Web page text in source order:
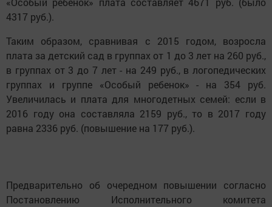
4317 руб.).
Таким образом, сравнивая с 2015 годом, возросла
плата за детский сад в группах от 1 до 3 лет на 260 руб.,
в группах от 3 до 7 лет - на 249 руб., в логопедических
группах и группе «Особый ребенок» - на 354 руб.
Увеличилась и плата для многодетных семей: если в
2016 году она составляла 2159 руб., то в 2017 году
равна 2336 руб. (повышение на 177 руб.).
Предварительно об очередном повышении согласно
Постановлению Исполнительного комитета